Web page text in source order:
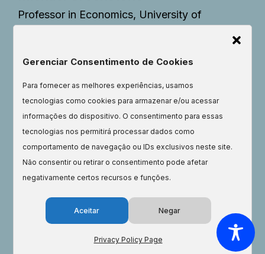
Professor in Economics, University of
Chicago.
A F.A.I.R. change. A new hope for
our planet. The time is now.
Gerenciar Consentimento de Cookies
Para fornecer as melhores experiências, usamos
tecnologias como cookies para armazenar e/ou acessar
informações do dispositivo. O consentimento para essas
tecnologias nos permitirá processar dados como
comportamento de navegação ou IDs exclusivos neste site.
Não consentir ou retirar o consentimento pode afetar
negativamente certos recursos e funções.
Aceitar Negar
Privacy Policy Page